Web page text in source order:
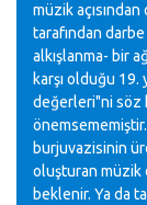
müzik
tarafından
alkışlanma- bir
karşı olduğu 19.
değerleri"ni söz
burjuvazisinin
oluşturan müzik
beklenir. Ya da